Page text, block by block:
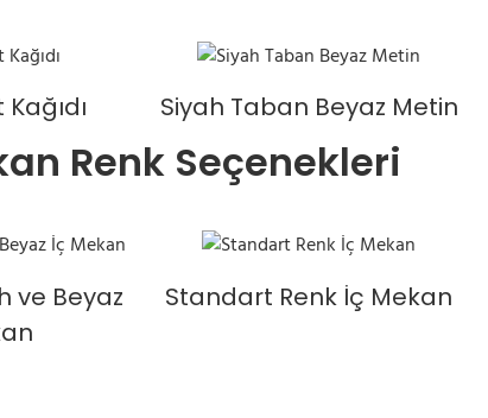
Siyah Taban Beyaz Metin
Renk Seçenekleri
ve Beyaz
Standart Renk İç Mekan